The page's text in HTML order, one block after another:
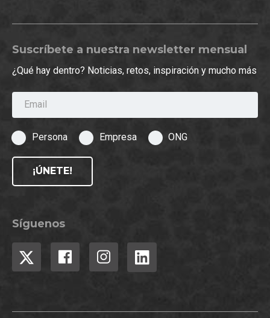
Suscríbete a nuestra newsletter mensual
¿Qué hay dentro? Noticias, retos, inspiración y mucho más
Email
Persona Empresa ONG
¡ÚNETE!
Síguenos